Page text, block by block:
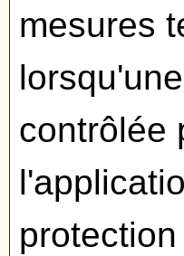
mesures
contrôlée